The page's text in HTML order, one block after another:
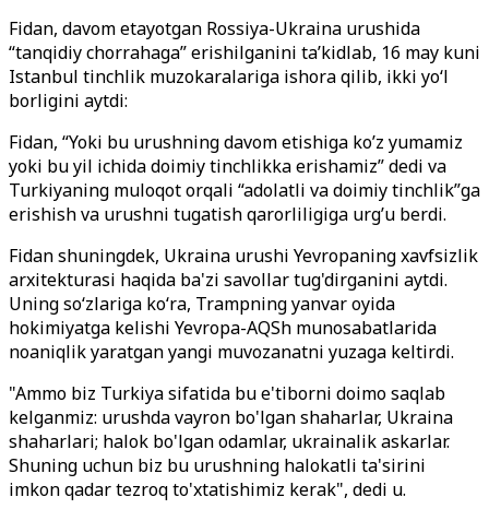
Fidan, davom etayotgan Rossiya-Ukraina urushida
“tanqidiy chorrahaga” erishilganini ta’kidlab, 16 may kuni
Istanbul tinchlik muzokaralariga ishora qilib, ikki yo‘l
borligini aytdi:
Fidan, “Yoki bu urushning davom etishiga ko’z yumamiz
yoki bu yil ichida doimiy tinchlikka erishamiz” dedi va
Turkiyaning muloqot orqali “adolatli va doimiy tinchlik”ga
erishish va urushni tugatish qarorliligiga urg’u berdi.
Fidan shuningdek, Ukraina urushi Yevropaning xavfsizlik
arxitekturasi haqida ba'zi savollar tug'dirganini aytdi.
Uning so‘zlariga ko‘ra, Trampning yanvar oyida
hokimiyatga kelishi Yevropa-AQSh munosabatlarida
noaniqlik yaratgan yangi muvozanatni yuzaga keltirdi.
"Ammo biz Turkiya sifatida bu e'tiborni doimo saqlab
kelganmiz: urushda vayron bo'lgan shaharlar, Ukraina
shaharlari; halok bo'lgan odamlar, ukrainalik askarlar.
Shuning uchun biz bu urushning halokatli ta'sirini
imkon qadar tezroq to'xtatishimiz kerak", dedi u.